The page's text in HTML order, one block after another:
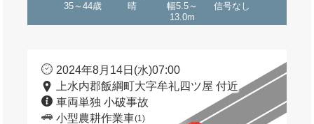
35～44歳 晴
幅5.5～
13.0m
信号なし
2024年8月14日(水)07:00
上水内郡飯綱町大字牟礼四ツ屋 付近
車両単独 小破事故
小型農耕作業車(1)